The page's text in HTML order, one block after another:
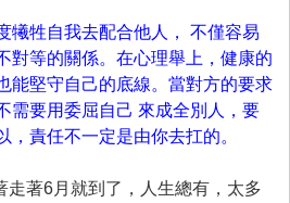
犧牲自我去配合他人， 不僅容易
對等的關係。在心理舉上，健康的
能堅守自己的底線。當對方的要求
需要用委屈自己 來成全別人，要
，責任不一定是由你去扛的。
走著6月就到了，人生總有，太多